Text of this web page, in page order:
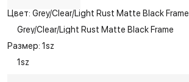
Цвет: Grey/Clear/Light Rust Matte Black Frame
Grey/Clear/Light Rust Matte Black Frame
Размер: 1sz
1sz